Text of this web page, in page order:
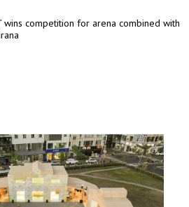
wins competition for arena combined with